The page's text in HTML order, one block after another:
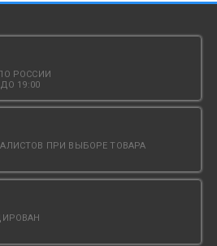
РОССИИ
19:00
ПРИ ВЫБОРЕ ТОВАРА